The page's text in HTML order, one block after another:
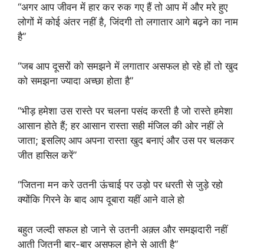
“अगर आप जीवन में हार कर रुक गए हैं तो आप में और मरे हुए
लोगों में कोई अंतर नहीं है, जिंदगी तो लगातार आगे बढ़ने का नाम
है”
“जब आप दूसरों को समझने में लगातार असफल हो रहे हों तो खुद
को समझना ज्यादा अच्छा होता है”
“भीड़ हमेशा उस रास्ते पर चलना पसंद करती है जो रास्ते हमेशा
आसान होते हैं; हर आसान रास्ता सही मंजिल की ओर नहीं ले
जाता; इसलिए आप अपना रास्ता खुद बनाएं और उस पर चलकर
जीत हासिल करें”
“जितना मन करे उतनी ऊंचाई पर उड़ो पर धरती से जुड़े रहो
क्योंकि गिरने के बाद आप दूबारा यहीं आने वाले हो
बहुत जल्दी सफल हो जाने से उतनी अक़्ल और समझदारी नहीं
आती जितनी बार-बार असफल होने से आती है”